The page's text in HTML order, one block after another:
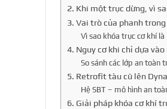
2. Khi một trục dừng, vì
3. Vai trò của phanh
Vì sao khóa trục cơ khí
4. Nguy cơ khi chỉ dựa
So sánh các lớp an toàn
5. Retrofit tàu cũ lên
Hệ SBT – mô hình an
6. Giải pháp khóa cơ khí